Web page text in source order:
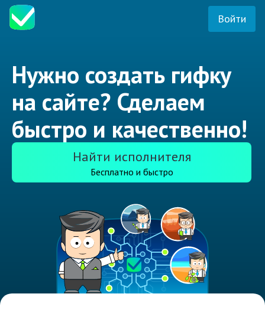
Войти
Нужно создать гифку
на сайте? Сделаем
быстро и качественно!
Найти исполнителя
Бесплатно и быстро